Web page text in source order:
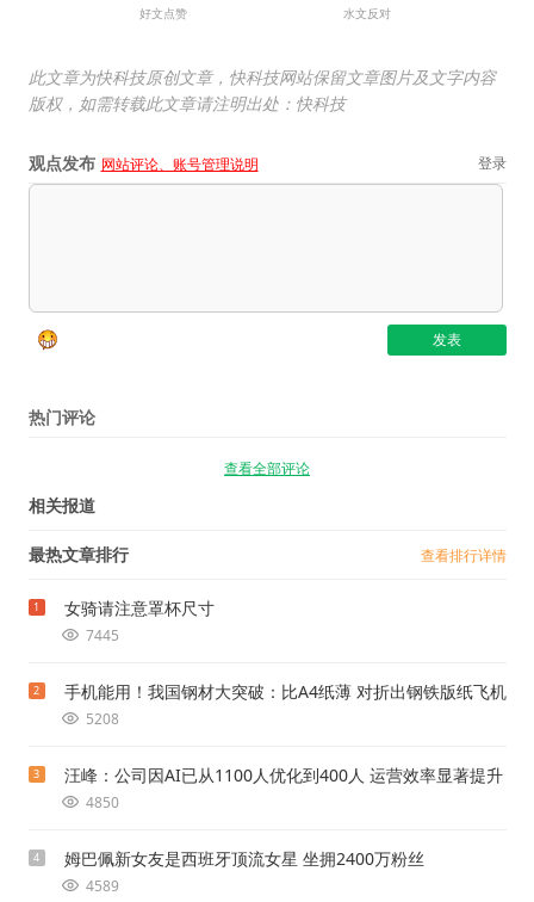
好文点赞 水文反对
此文章为快科技原创文章，快科技网站保留文章图片及文字内容
版权，如需转载此文章请注明出处：快科技
观点发布 网站评论、账号管理说明 登录
热门评论
查看全部评论
相关报道
最热文章排行 查看排行详情
1 女骑请注意罩杯尺寸
7445
2 手机能用！我国钢材大突破：比A4纸薄 对折出钢铁版纸飞机
5208
3 汪峰：公司因AI已从1100人优化到400人 运营效率显著提升
4850
4 姆巴佩新女友是西班牙顶流女星 坐拥2400万粉丝
4589